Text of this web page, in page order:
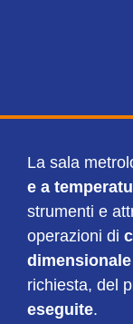
La sala
e a
strumenti e
operazioni di
dimensionale
richiesta, del
eseguite.